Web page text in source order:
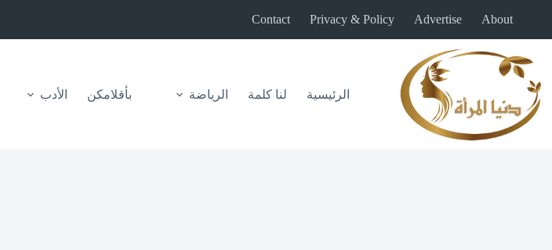
المحتوى
About
Advertise
Privacy & Policy
Contact
الرئيسية لنا كلمة الرياضة بأقلامكن الأدب